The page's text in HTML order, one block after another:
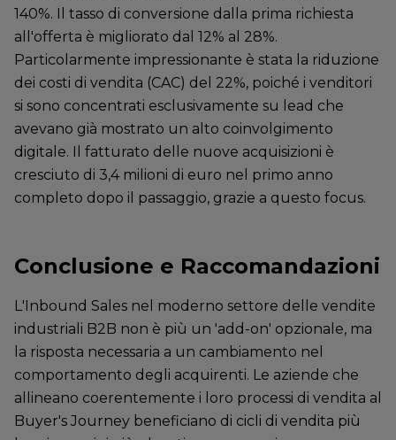
140%. Il tasso di conversione dalla prima richiesta
all'offerta è migliorato dal 12% al 28%.
Particolarmente impressionante è stata la riduzione
dei costi di vendita (CAC) del 22%, poiché i venditori
si sono concentrati esclusivamente su lead che
avevano già mostrato un alto coinvolgimento
digitale. Il fatturato delle nuove acquisizioni è
cresciuto di 3,4 milioni di euro nel primo anno
completo dopo il passaggio, grazie a questo focus.
Conclusione e Raccomandazioni
L'Inbound Sales nel moderno settore delle vendite
industriali B2B non è più un 'add-on' opzionale, ma
la risposta necessaria a un cambiamento nel
comportamento degli acquirenti. Le aziende che
allineano coerentemente i loro processi di vendita al
Buyer's Journey beneficiano di cicli di vendita più